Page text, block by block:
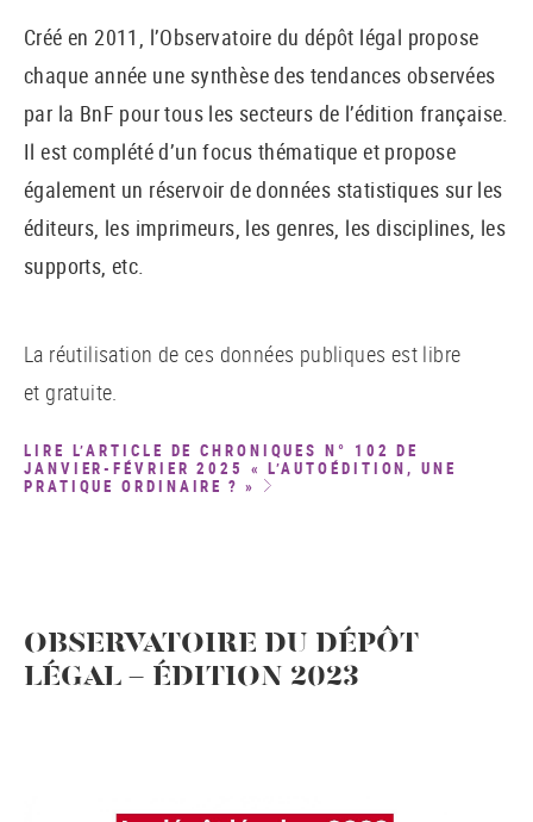
Créé en 2011, l’Observatoire du dépôt légal propose
chaque année une synthèse des tendances observées
par la BnF pour tous les secteurs de l’édition française.
Il est complété d’un focus thématique et propose
également un réservoir de données statistiques sur les
éditeurs, les imprimeurs, les genres, les disciplines, les
supports, etc.
La réutilisation de ces données publiques est libre
et gratuite.
LIRE L’ARTICLE DE CHRONIQUES N° 102 DE
JANVIER-FÉVRIER 2025 « L’AUTOÉDITION, UNE
PRATIQUE ORDINAIRE ? »
OBSERVATOIRE DU DÉPÔT
LÉGAL - ÉDITION 2023